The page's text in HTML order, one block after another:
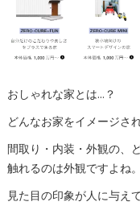
おしゃれな家とは…？
どんなお家をイメージさ
間取り・内装・外観の、
触れるのは外観ですよね。
見た目の印象が人に与え